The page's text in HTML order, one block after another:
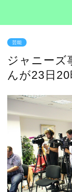
芸能
ジャニーズ
んが23日